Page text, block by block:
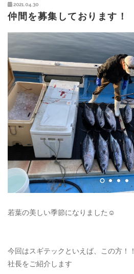
2021.04.30
仲間を募集しております！
若葉の美しい季節になりました☺︎
今回はスギテックといえば、この方！！
社長をご紹介します